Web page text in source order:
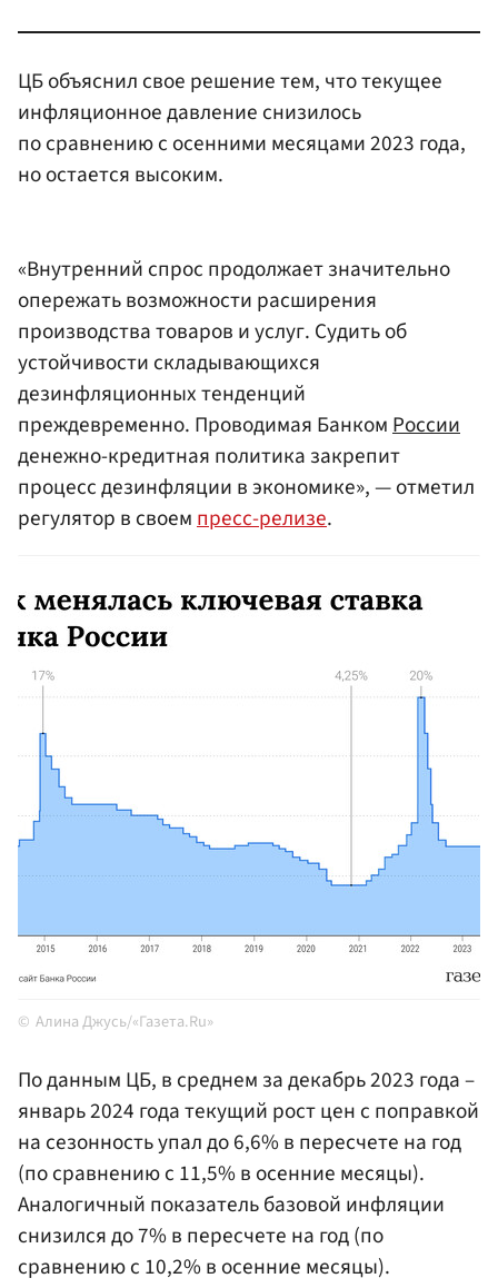
ЦБ объяснил свое решение тем, что текущее
инфляционное давление снизилось
по сравнению с осенними месяцами 2023 года,
но остается высоким.
«Внутренний спрос продолжает значительно
опережать возможности расширения
производства товаров и услуг. Судить об
устойчивости складывающихся
дезинфляционных тенденций
преждевременно. Проводимая БанкомРоссии
денежно-кредитная политика закрепит
процесс дезинфляции в экономике», — отметил
регулятор в своемпресс-релизе.
Алина Джусь/«Газета.Ru»
По данным ЦБ, в среднем за декабрь 2023 года –
январь 2024 года текущий рост цен с поправкой
на сезонность упал до 6,6% в пересчете на год
(по сравнению с 11,5% в осенние месяцы).
Аналогичный показатель базовой инфляции
снизился до 7% в пересчете на год (по
сравнению с 10,2% в осенние месяцы).